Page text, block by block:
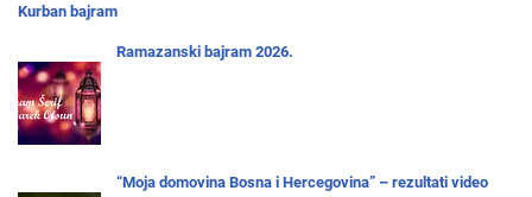
Kurban bajram
Ramazanski bajram 2026.
“Moja domovina Bosna i Hercegovina” – rezultati video